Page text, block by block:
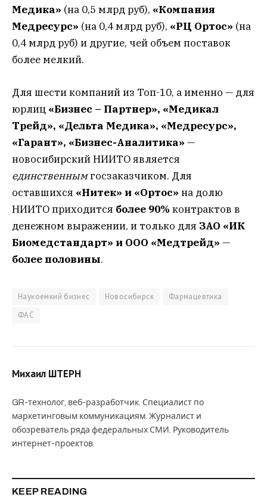
Медика» (на 0,5 млрд руб), «Компания
Медресурс» (на 0,4 млрд руб), «РЦ Ортос» (на
0,4 млрд руб) и другие, чей объем поставок
более мелкий.
Для шести компаний из Топ-10, а именно — для
юрлиц «Бизнес – Партнер», «Медикал
Трейд», «Дельта Медика», «Медресурс»,
«Гарант», «Бизнес-Аналитика» —
новосибирский НИИТО является
единственнымгосзаказчиком. Для
оставшихся «Нитек» и «Ортос» на долю
НИИТО приходится более 90% контрактов в
денежном выражении, и только для ЗАО «ИК
Биомедстандарт» и ООО «Медтрейд» —
более половины.
Наукоемкий бизнес Новосибирск
Фармацевтика
ФАС
Михаил ШТЕРН
GR-технолог, веб-разработчик. Специалист по
маркетинговым коммуникациям. Журналист и
обозреватель ряда федеральных СМИ. Руководитель
интернет-проектов.
KEEP READING